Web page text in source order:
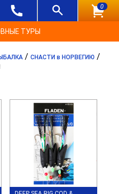
0
ТУРЫ
/ СНАСТИ в НОРВЕГИЮ /